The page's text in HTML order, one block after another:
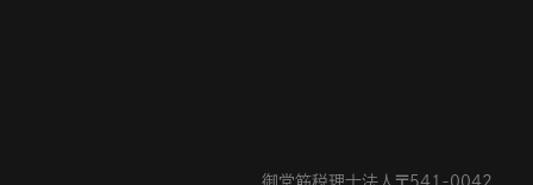
御堂筋税理士法人〒541-0042